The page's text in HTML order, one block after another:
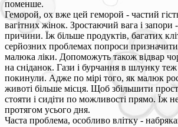
поменше.
Геморой, ох вже цей геморой - частий
вагітних жінок. Зростаючий вага і запори
причини. Їж більше продуктів, багатих
серйозних проблемах попроси призначити
малюка ліки. Допоможуть також відвар
на сніданок. Гази і бурчання в шлунку
покинули. Адже по мірі того, як малюк
животі більше місця. Щоб збільшити
стояти і сидіти по можливості прямо. Їж
протягом усього дня.
Часта проблема, особливо влітку -